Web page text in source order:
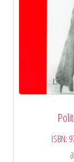
ISBN: